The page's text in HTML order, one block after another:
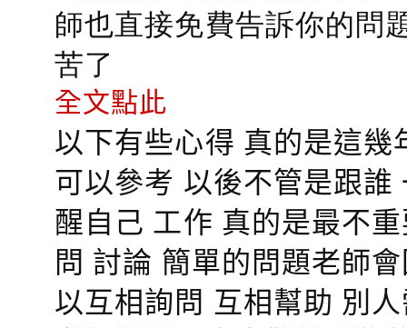
師也直接免費告訴你的問
苦了
全文點此
以下有些心得 真的是這
可以參考 以後不管是跟
醒自己 工作 真的是最不
問 討論 簡單的問題老師
以互相詢問 互相幫助 別